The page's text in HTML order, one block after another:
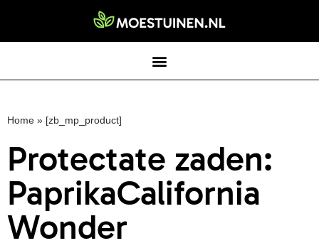
Home » [zb_mp_product]
Protectate zaden:
PaprikaCalifornia
Wonder